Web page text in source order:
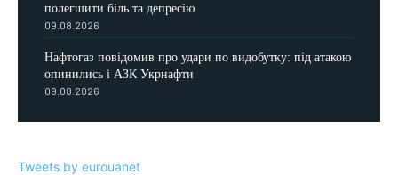
полегшити біль та депресію
09.08.2026
Нафтогаз повідомив про удари по видобутку: під атакою
опинились і АЗК Укрнафти
09.08.2026
Tweets by eurouanet